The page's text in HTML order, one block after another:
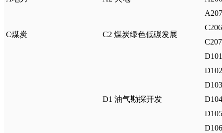
C煤炭 C2 煤炭绿色低碳发展
D1 油气勘探开发